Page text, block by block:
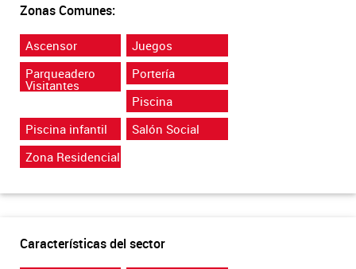
Zonas Comunes:
Ascensor
Juegos
Parqueadero
Visitantes
Portería
Piscina
Piscina infantil
Salón Social
Zona Residencial
Características del sector